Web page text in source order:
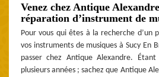
Venez chez Antique
réparation d’instrument de
Pour vous qui êtes à la recherche d’un
vos instruments de musiques à Sucy En
passer chez Antique Alexandre.
plusieurs années ; sachez que Antique